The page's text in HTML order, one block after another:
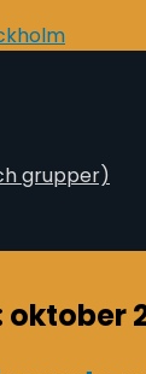
grupper)
oktober